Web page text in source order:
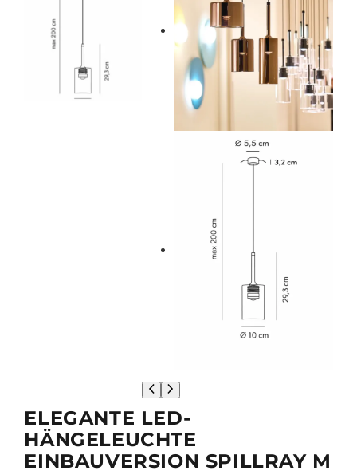
ELEGANTE LED-
HÄNGELEUCHTE
EINBAUVERSION SPILLRAY M